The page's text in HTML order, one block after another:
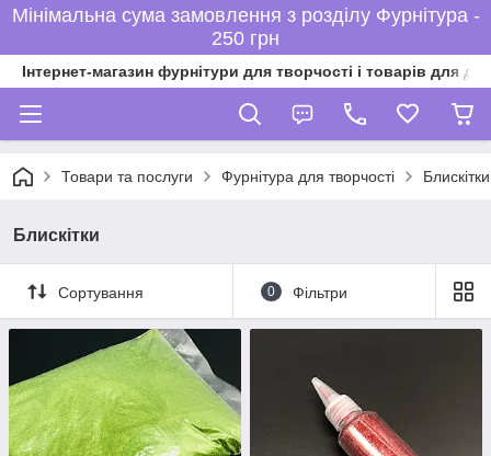
Мінімальна сума замовлення з розділу Фурнітура -
250 грн
Інтернет-магазин фурнітури для творчості і товарів для
Товари та послуги Фурнітура для творчості Блискітки
Блискітки
Сортування 0 Фільтри